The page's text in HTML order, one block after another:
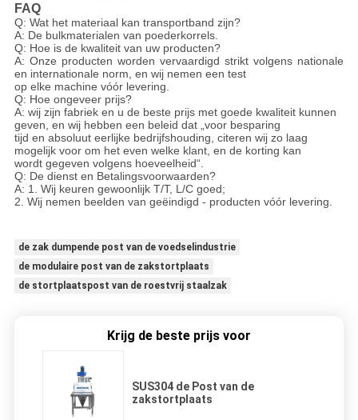
FAQ
Q: Wat het materiaal kan transportband zijn?
A: De bulkmaterialen van poederkorrels.
Q: Hoe is de kwaliteit van uw producten?
A: Onze producten worden vervaardigd strikt volgens nationale
en internationale norm, en wij nemen een test
op elke machine vóór levering.
Q: Hoe ongeveer prijs?
A: wij zijn fabriek en u de beste prijs met goede kwaliteit kunnen
geven, en wij hebben een beleid dat „voor besparing
tijd en absoluut eerlijke bedrijfshouding, citeren wij zo laag
mogelijk voor om het even welke klant, en de korting kan
wordt gegeven volgens hoeveelheid“.
Q: De dienst en Betalingsvoorwaarden?
A: 1. Wij keuren gewoonlijk T/T, L/C goed;
2. Wij nemen beelden van geëindigd - producten vóór levering.
de zak dumpende post van de voedselindustrie
de modulaire post van de zakstortplaats
de stortplaatspost van de roestvrij staalzak
Krijg de beste prijs voor
SUS304 de Post van de
zakstortplaats